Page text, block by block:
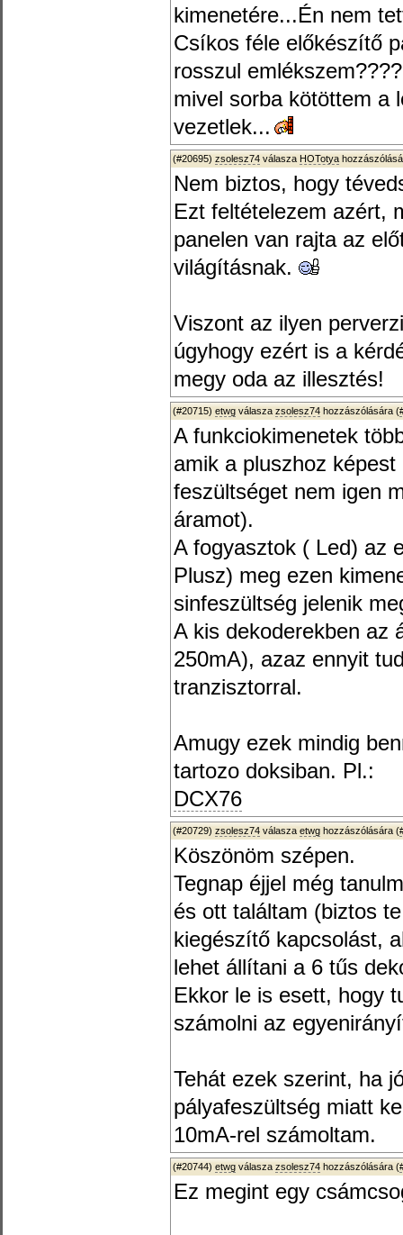
kimenetére...Én nem
Csíkos féle előkészítő
rosszul
mivel sorba kötöttem a
vezetlek...
(#20695) zsolesz74 válasza HOTotya
Nem biztos, hogy
Ezt feltételezem azért,
panelen van rajta az
világításnak.
Viszont az ilyen
úgyhogy ezért is a
megy oda az illesztés!
(#20715) etwg válasza zsolesz74 hozzászólására (
A funkciokimenetek
amik a pluszhoz
feszültséget nem igen
áramot).
A fogyasztok ( Led) az
Plusz) meg ezen
sinfeszültség jelenik
A kis dekoderekben az
250mA), azaz ennyit
tranzisztorral.
Amugy ezek mindig
tartozo doksiban. Pl.:
DCX76
(#20729) zsolesz74 válasza etwg hozzászólására (
Köszönöm szépen.
Tegnap éjjel még
és ott találtam (biztos
kiegészítő kapcsolást,
lehet állítani a 6 tűs
Ekkor le is esett, hogy
számolni az
Tehát ezek szerint, ha
pályafeszültség miatt
10mA-rel számoltam.
(#20744) etwg válasza zsolesz74 hozzászólására (
Ez megint egy